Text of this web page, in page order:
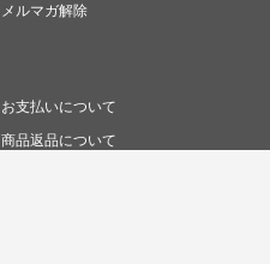
メルマガ解除
お支払いについて
商品返品について